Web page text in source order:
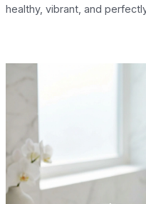
healthy, vibrant, and